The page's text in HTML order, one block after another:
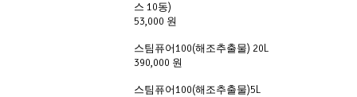
스 10동)
53,000 원
스팀퓨어100(해조추출물) 20L
390,000 원
스팀퓨어100(해조추출물)5L